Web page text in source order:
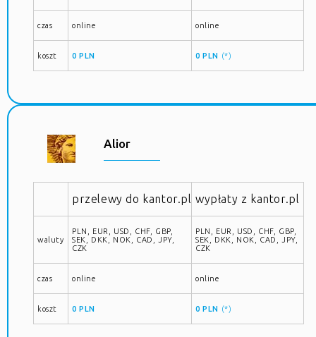
czas online online
koszt 0 PLN 0 PLN (*)
Alior
przelewy do kantor.pl wypłaty z kantor.pl
waluty
PLN, EUR, USD, CHF, GBP,
SEK, DKK, NOK, CAD, JPY,
CZK
PLN, EUR, USD, CHF, GBP,
SEK, DKK, NOK, CAD, JPY,
CZK
czas online online
koszt 0 PLN 0 PLN (*)